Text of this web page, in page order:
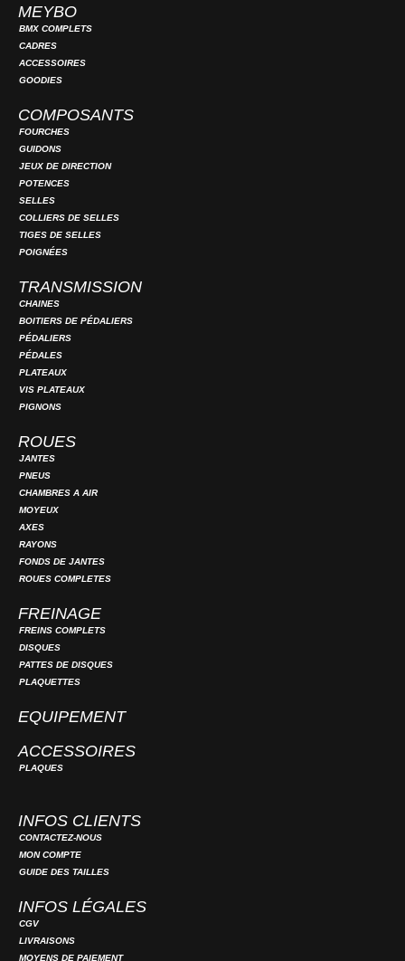
MEYBO
BMX COMPLETS
CADRES
ACCESSOIRES
GOODIES
COMPOSANTS
FOURCHES
GUIDONS
JEUX DE DIRECTION
POTENCES
SELLES
COLLIERS DE SELLES
TIGES DE SELLES
POIGNÉES
TRANSMISSION
CHAINES
BOITIERS DE PÉDALIERS
PÉDALIERS
PÉDALES
PLATEAUX
VIS PLATEAUX
PIGNONS
ROUES
JANTES
PNEUS
CHAMBRES A AIR
MOYEUX
AXES
RAYONS
FONDS DE JANTES
ROUES COMPLETES
FREINAGE
FREINS COMPLETS
DISQUES
PATTES DE DISQUES
PLAQUETTES
EQUIPEMENT
ACCESSOIRES
PLAQUES
INFOS CLIENTS
CONTACTEZ-NOUS
MON COMPTE
GUIDE DES TAILLES
INFOS LÉGALES
CGV
LIVRAISONS
MOYENS DE PAIEMENT